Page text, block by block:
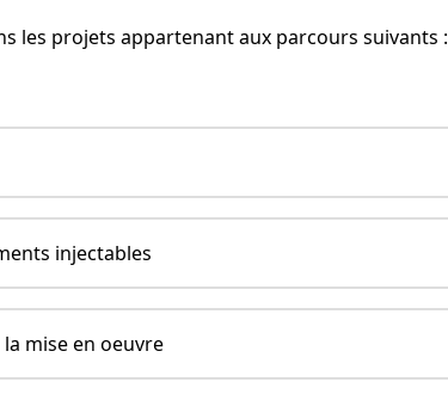
les projets appartenant aux parcours suivants :
injectables
mise en oeuvre